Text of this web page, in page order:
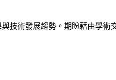
技術發展趨勢。期盼藉由學